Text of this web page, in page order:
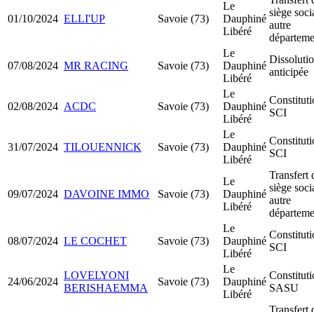
01/10/2024 ELLI'UP Savoie (73)
Le
Dauphiné
Libéré
siège
autre
07/08/2024 MR RACING Savoie (73)
Le
Dauphiné
Libéré
anticipée
02/08/2024 ACDC Savoie (73)
Le
Dauphiné
Libéré
SCI
31/07/2024 TILOUENNICK Savoie (73)
Le
Dauphiné
Libéré
SCI
09/07/2024 DAVOINE IMMO Savoie (73)
Le
Dauphiné
Libéré
Transfert
siège
autre
08/07/2024 LE COCHET Savoie (73)
Le
Dauphiné
Libéré
SCI
24/06/2024
LOVELYONI
BERISHAEMMA
Savoie (73)
Le
Dauphiné
Libéré
SASU
Transfert